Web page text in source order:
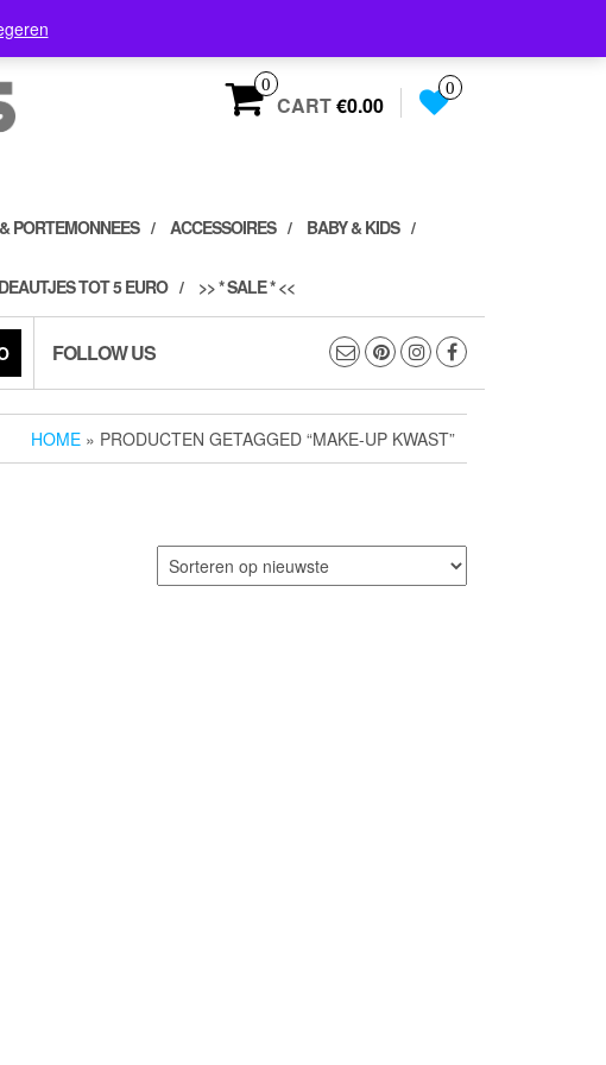
0
CART€0.00
0
PORTEMONNEES ACCESSOIRES BABY & KIDS
TOT 5 EURO >> * SALE * <<
FOLLOW US
HOME » PRODUCTEN GETAGGED “MAKE-UP KWAST”